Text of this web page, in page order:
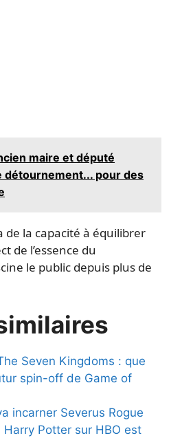
maire et député
détournement... pour des
de la capacité à équilibrer
de l’essence du
le public depuis plus de
Seven Kingdoms : que
spin-off de Game of
incarner Severus Rogue
Harry Potter sur HBO est